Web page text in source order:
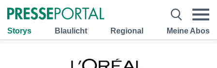
Storys Blaulicht Regional Meine Abos